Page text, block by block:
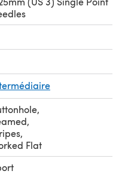
,
,
,
Flat